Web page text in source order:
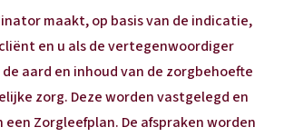
maakt, op basis van de indicatie,
en u als de vertegenwoordiger
aard en inhoud van de zorgbehoefte
zorg. Deze worden vastgelegd en
Zorgleefplan. De afspraken worden